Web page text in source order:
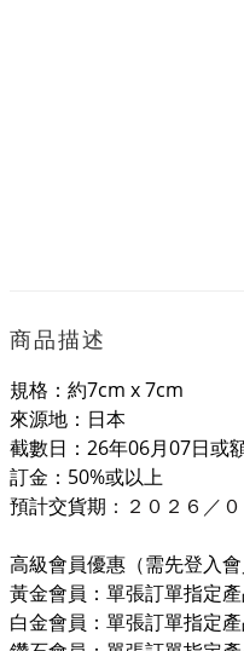
商品描述
規格：約7cm x 7cm
來源地：日本
截數日：26年06月07日或
訂金：50%或以上
預計交貨期 ：２０２６／０
高級會員優惠（需先登入
黃金會員：單張訂單指定
白金會員：單張訂單指定